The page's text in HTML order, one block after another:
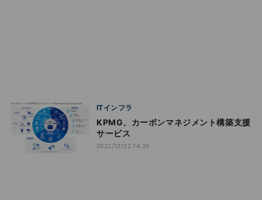
ITインフラ
KPMG、カーボンマネジメント構築支援
サービス
2022/12/22 14:20